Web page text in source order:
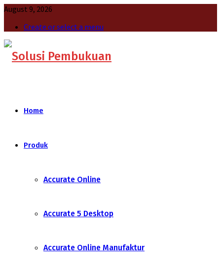
August 9, 2026
Create or select a menu
Home
Produk
Accurate Online
Accurate 5 Desktop
Accurate Online Manufaktur